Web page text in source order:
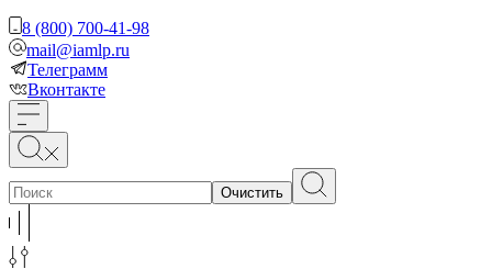
8 (800) 700-41-98
mail@iamlp.ru
Телеграмм
Вконтакте
Очистить